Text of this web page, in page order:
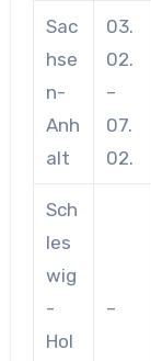
Sac
hse
n-
Anh
alt
03.
02.
–
07.
02.
Sch
les
wig
-
Hol
–